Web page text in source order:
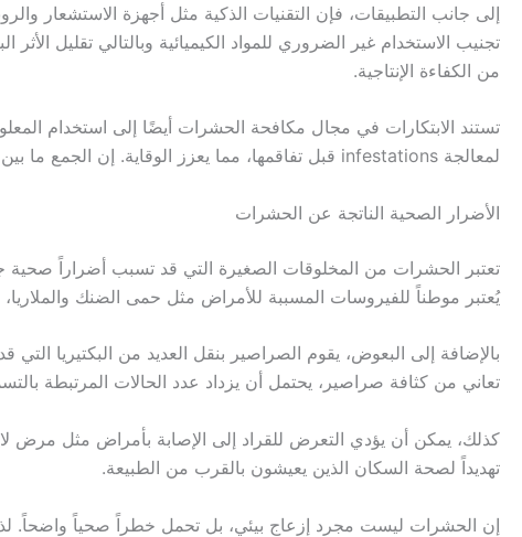
إلى جانب التطبيقات، فإن التقنيات الذكية مثل أجهزة الاستشعار
تجنيب الاستخدام غير الضروري للمواد الكيميائية وبالتالي تقليل
من الكفاءة الإنتاجية.
تستند الابتكارات في مجال مكافحة الحشرات أيضًا إلى استخدام
لمعالجة infestations قبل تفاقمها، مما يعزز الوقاية. إن الجمع ما بين تكنولوجيا المعلومات والأساليب التقليدية، يمكّن المجتمعات من التصدي لتحديات الحشرات بشكل أكثر فعالية وأمانًا.
الأضرار الصحية الناتجة عن الحشرات
تعتبر الحشرات من المخلوقات الصغيرة التي قد تسبب أضراراً صحية
يُعتبر موطناً للفيروسات المسببة للأمراض مثل حمى الضنك
بالإضافة إلى البعوض، يقوم الصراصير بنقل العديد من البكتيريا
تعاني من كثافة صراصير، يحتمل أن يزداد عدد الحالات المرتبطة
كذلك، يمكن أن يؤدي التعرض للقراد إلى الإصابة بأمراض مثل مرض
تهديداً لصحة السكان الذين يعيشون بالقرب من الطبيعة.
إن الحشرات ليست مجرد إزعاج بيئي، بل تحمل خطراً صحياً واضحاً.